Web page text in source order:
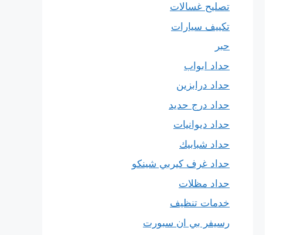
تصليح غسالات
تكييف سيارات
حبر
حداد ابواب
حداد درابزين
حداد درج حديد
حداد ديوانيات
حداد شبابيك
حداد غرف كيربي شينكو
حداد مظلات
خدمات تنظيف
رسيفر بي ان سبورت